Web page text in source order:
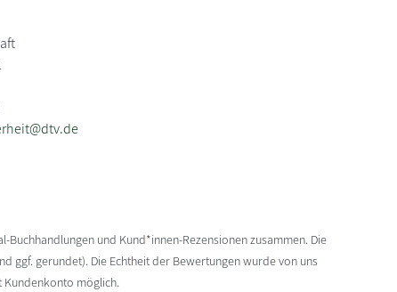
Buchhandlungen und Kund*innen-Rezensionen zusammen. Die
ggf. gerundet). Die Echtheit der Bewertungen wurde von uns
Kundenkonto möglich.